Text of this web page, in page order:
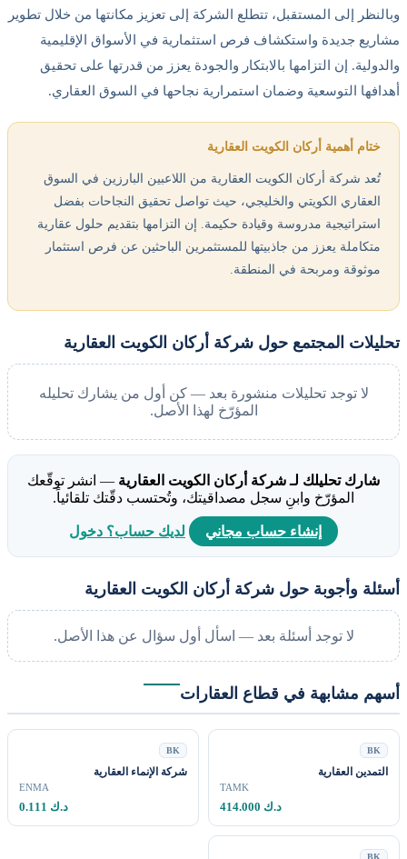
وبالنظر إلى المستقبل، تتطلع الشركة إلى تعزيز مكانتها من خلال تطوير
مشاريع جديدة واستكشاف فرص استثمارية في الأسواق الإقليمية
والدولية. إن التزامها بالابتكار والجودة يعزز من قدرتها على تحقيق
أهدافها التوسعية وضمان استمرارية نجاحها في السوق العقاري.
ختام أهمية أركان الكويت العقارية
تُعد شركة أركان الكويت العقارية من اللاعبين البارزين في السوق
العقاري الكويتي والخليجي، حيث تواصل تحقيق النجاحات بفضل
استراتيجية مدروسة وقيادة حكيمة. إن التزامها بتقديم حلول عقارية
متكاملة يعزز من جاذبيتها للمستثمرين الباحثين عن فرص استثمار
موثوقة ومربحة في المنطقة.
تحليلات المجتمع حول شركة أركان الكويت العقارية
لا توجد تحليلات منشورة بعد — كن أول من يشارك تحليله
المؤرّخ لهذا الأصل.
شارك تحليلك لـ شركة أركان الكويت العقارية — انشر توقّعك
المؤرّخ وابنِ سجل مصداقيتك، وتُحتسب دقّتك تلقائياً.
إنشاء حساب مجاني لديك حساب؟ دخول
أسئلة وأجوبة حول شركة أركان الكويت العقارية
لا توجد أسئلة بعد — اسأل أول سؤال عن هذا الأصل.
أسهم مشابهة في قطاع العقارات
BK
التمدين العقارية
TAMK
414.000 د.ك
BK
شركة الإنماء العقارية
ENMA
0.111 د.ك
BK